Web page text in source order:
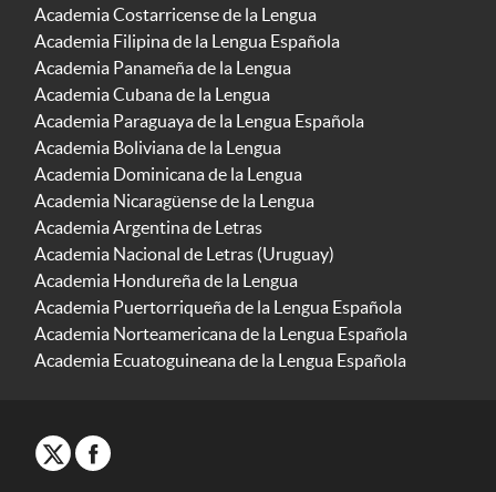
Academia Costarricense de la Lengua
Academia Filipina de la Lengua Española
Academia Panameña de la Lengua
Academia Cubana de la Lengua
Academia Paraguaya de la Lengua Española
Academia Boliviana de la Lengua
Academia Dominicana de la Lengua
Academia Nicaragüense de la Lengua
Academia Argentina de Letras
Academia Nacional de Letras (Uruguay)
Academia Hondureña de la Lengua
Academia Puertorriqueña de la Lengua Española
Academia Norteamericana de la Lengua Española
Academia Ecuatoguineana de la Lengua Española